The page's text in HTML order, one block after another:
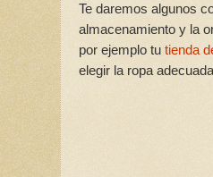
Te daremos algunos
almacenamiento y la
por ejemplo tu tienda
elegir la ropa